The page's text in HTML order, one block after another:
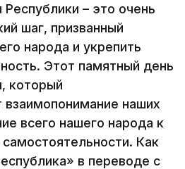
– это очень
шаг, призванный
народа и укрепить
Этот памятный день
который
наших
всего нашего народа к
Как
в переводе с